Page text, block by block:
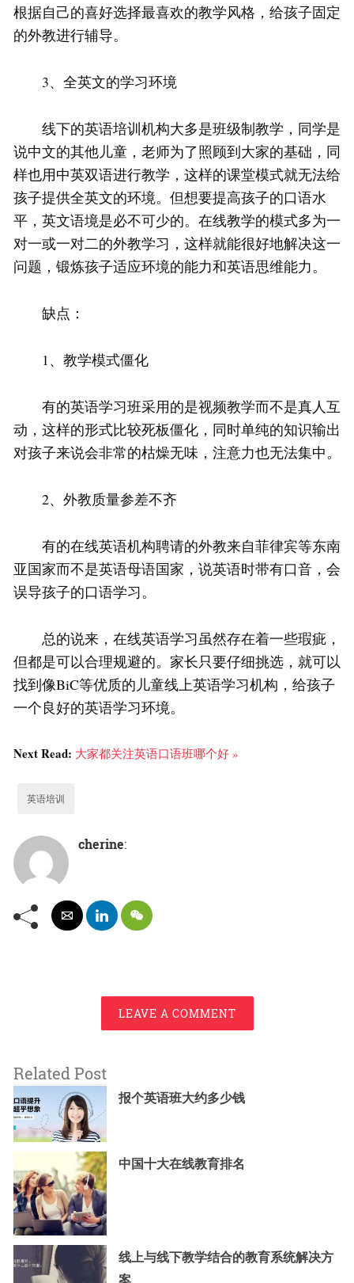
根据自己的喜好选择最喜欢的教学风格，给孩子固定
的外教进行辅导。
3、全英文的学习环境
线下的英语培训机构大多是班级制教学，同学是
说中文的其他儿童，老师为了照顾到大家的基础，同
样也用中英双语进行教学，这样的课堂模式就无法给
孩子提供全英文的环境。但想要提高孩子的口语水
平，英文语境是必不可少的。在线教学的模式多为一
对一或一对二的外教学习，这样就能很好地解决这一
问题，锻炼孩子适应环境的能力和英语思维能力。
缺点：
1、教学模式僵化
有的英语学习班采用的是视频教学而不是真人互
动，这样的形式比较死板僵化，同时单纯的知识输出
对孩子来说会非常的枯燥无味，注意力也无法集中。
2、外教质量参差不齐
有的在线英语机构聘请的外教来自菲律宾等东南
亚国家而不是英语母语国家，说英语时带有口音，会
误导孩子的口语学习。
总的说来，在线英语学习虽然存在着一些瑕疵，
但都是可以合理规避的。家长只要仔细挑选，就可以
找到像BiC等优质的儿童线上英语学习机构，给孩子
一个良好的英语学习环境。
Next Read: 大家都关注英语口语班哪个好 »
英语培训
cherine:
LEAVE A COMMENT
Related Post
报个英语班大约多少钱
中国十大在线教育排名
线上与线下教学结合的教育系统解决方
案